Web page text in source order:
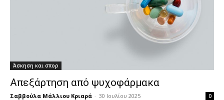
Άσκηση και σπορ
Απεξάρτηση από ψυχοφάρμακα
Σαββούλα Μάλλιου Κριαρά - 30 Ιουλίου 2025 0